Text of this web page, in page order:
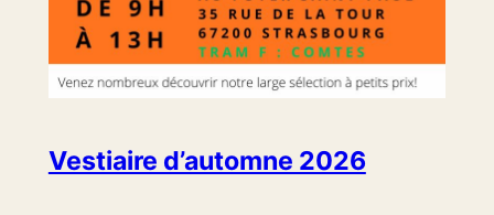
Vestiaire d’automne 2026